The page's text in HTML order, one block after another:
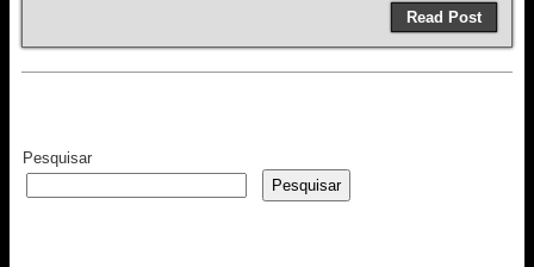
Read Post
Pesquisar
Pesquisar